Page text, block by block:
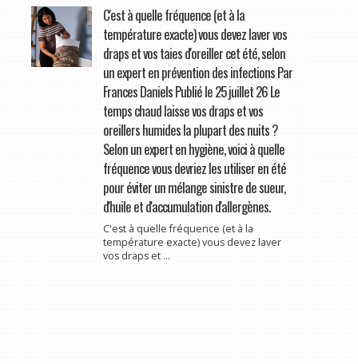
C'est à quelle fréquence (et à la
température exacte) vous devez laver vos
draps et vos taies d'oreiller cet été, selon
un expert en prévention des infections Par
Frances Daniels Publié le 25 juillet 26 Le
temps chaud laisse vos draps et vos
oreillers humides la plupart des nuits ?
Selon un expert en hygiène, voici à quelle
fréquence vous devriez les utiliser en été
pour éviter un mélange sinistre de sueur,
d'huile et d'accumulation d'allergènes.
C'est à quelle fréquence (et à la
température exacte) vous devez laver
vos draps et ...